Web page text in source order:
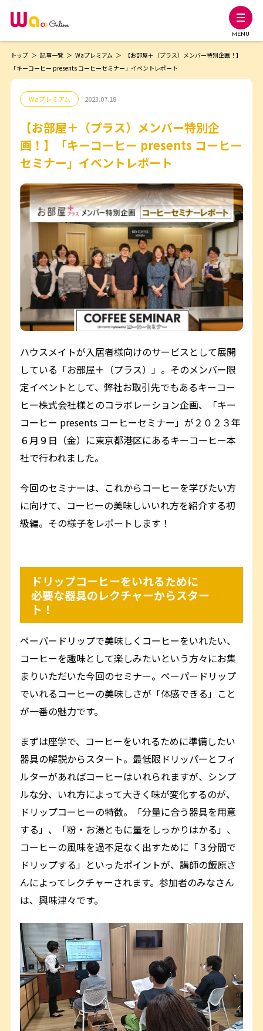
MENU
トップ 記事一覧 Waプレミアム
【お部屋＋（プラス）メンバー特別企画！】
「キーコーヒー presents コーヒーセミナー」イベントレポート
Waプレミアム 2023.07.18
【お部屋＋（プラス）メンバー特別企
画！】「キーコーヒー presents コーヒー
セミナー」イベントレポート
ハウスメイトが入居者様向けのサービスとして展開
している「お部屋＋（プラス）」。そのメンバー限
定イベントとして、弊社お取引先でもあるキーコー
ヒー株式会社様とのコラボレーション企画、「キー
コーヒー presents コーヒーセミナー」が２０２３年
６月９日（金）に東京都港区にあるキーコーヒー本
社で行われました。
今回のセミナーは、これからコーヒーを学びたい方
に向けて、コーヒーの美味しいいれ方を紹介する初
級編。その様子をレポートします！
ドリップコーヒーをいれるために
必要な器具のレクチャーからスター
ト！
ペーパードリップで美味しくコーヒーをいれたい、
コーヒーを趣味として楽しみたいという方々にお集
まりいただいた今回のセミナー。ペーパードリップ
でいれるコーヒーの美味しさが「体感できる」こと
が一番の魅力です。
まずは座学で、コーヒーをいれるために準備したい
器具の解説からスタート。最低限ドリッパーとフィ
ルターがあればコーヒーはいれられますが、シンプ
ルな分、いれ方によって大きく味が変化するのが、
ドリップコーヒーの特徴。「分量に合う器具を用意
する」、「粉・お湯ともに量をしっかりはかる」、
コーヒーの風味を過不足なく出すために「３分間で
ドリップする」といったポイントが、講師の飯原さ
んによってレクチャーされます。参加者のみなさん
は、興味津々です。